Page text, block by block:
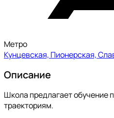
Метро
Кунцевская, Пионерская,
Описание
Школа предлагает обучение
траекториям.